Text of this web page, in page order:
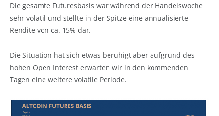
Die gesamte Futuresbasis war während der Handelswoche
sehr volatil und stellte in der Spitze eine annualisierte
Rendite von ca. 15% dar.
Die Situation hat sich etwas beruhigt aber aufgrund des
hohen Open Interest erwarten wir in den kommenden
Tagen eine weitere volatile Periode.